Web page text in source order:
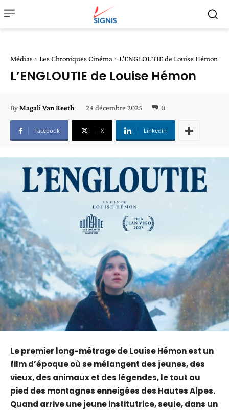
Médias Les Chroniques Cinéma L'ENGLOUTIE de Louise Hémon
L’ENGLOUTIE de Louise Hémon
ByMagali Van Reeth 24 décembre 2025 0
Facebook X Linkedin
Le premier long-métrage de Louise Hémon est un
film d’époque où se mélangent des jeunes, des
vieux, des animaux et des légendes, le tout au
pied des montagnes enneigées des Hautes Alpes.
Quand arrive une jeune institutrice, seule, dans un